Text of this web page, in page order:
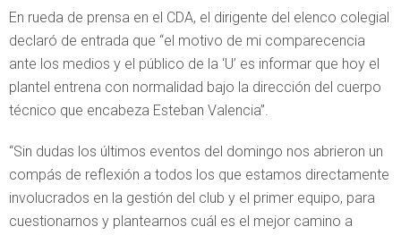
En rueda de prensa en el CDA, el dirigente del elenco colegial
declaró de entrada que “el motivo de mi comparecencia
ante los medios y el público de la ‘U’ es informar que hoy el
plantel entrena con normalidad bajo la dirección del cuerpo
técnico que encabeza Esteban Valencia”.
“Sin dudas los últimos eventos del domingo nos abrieron un
compás de reflexión a todos los que estamos directamente
involucrados en la gestión del club y el primer equipo, para
cuestionarnos y plantearnos cuál es el mejor camino a